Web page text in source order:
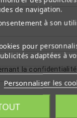
de navigation.
à son
pour
adaptées à
la
Personnaliser les